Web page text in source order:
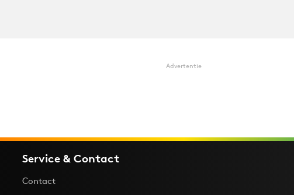
Advertentie
Service & Contact
Contact